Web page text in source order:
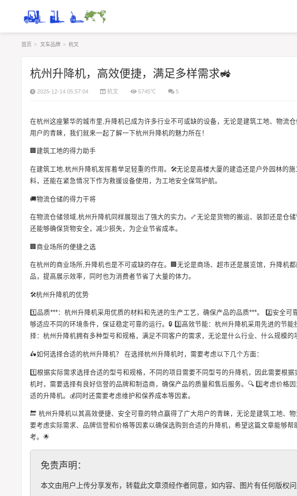
首页 > 叉车品牌 > 杭叉
杭州升降机，高效便捷，满足多样需求🚜
2025-12-14 05:57:04 杭叉 5745℃ 5
在杭州这座繁华的城市里,升降机已成为许多行业不可或缺的设备，无论是建筑工地、物流仓
用户的青睐，我们就来一起了解一下杭州升降机的魅力所在！
🏢建筑工地的得力助手
在建筑工地,杭州升降机发挥着举足轻重的作用。🛠️无论是高楼大厦的建造还是户外园林的
料，还能在紧急情况下作为救援设备使用，为工地安全保驾护航。
🚚物流仓储的得力干将
在物流仓储领域,杭州升降机同样展现出了强大的实力。🦴无论是货物的搬运、装卸还是仓
还能够确保货物安全，减少损失，为企业节省成本。
🏢商业场所的便捷之选
在杭州的商业场所,升降机也是不可或缺的存在。🏢无论是商场、超市还是展览馆，升降机
品，提高展示效率，同时也为消费者节省了大量的体力。
🛠️杭州升降机的优势
1️⃣品质***：杭州升降机采用优质的材料和先进的生产工艺，确保产品的品质***。 2️⃣安全
够适应不同的环境条件，保证稳定可靠的运行。🔒 3️⃣高效节能：杭州升降机采用先进的节
择：杭州升降机拥有多种型号和规格，满足不同客户的需求，无论是什么行业、什么规模的
🛵如何选择合适的杭州升降机？ 在选择杭州升降机时，需要考虑以下几个方面：
1️⃣根据实际需求选择合适的型号和规格，不同的项目需要不同型号的升降机，因此需要根
机时，需要选择有良好信誉的品牌和制造商，确保产品的质量和售后服务。🔍 3️⃣考虑价格
适的升降机。💰同时还需要考虑维护和保养成本等因素。
🔚 杭州升降机以其高效便捷、安全可靠的特点赢得了广大用户的青睐，无论是建筑工地、
要考虑实际需求、品牌信誉和价格等因素以确保选购到合适的升降机，希望这篇文章能够
考。🌟
免责声明：
本文由用户上传分享发布，转载此文章须经作者同意，如内容、图片有任何版权